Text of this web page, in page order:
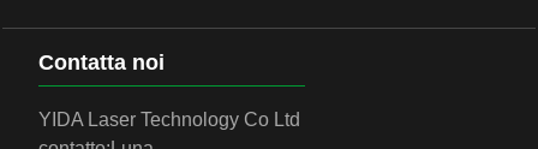
Contatta noi
YIDA Laser Technology Co Ltd